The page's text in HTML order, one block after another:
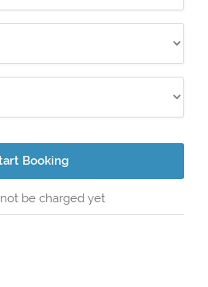
Booking
be charged yet